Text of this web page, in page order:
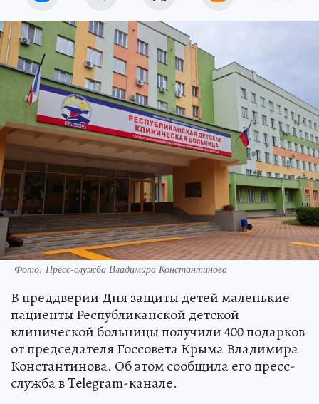
Фото: Пресс-служба Владимира Константинова
В преддверии Дня защиты детей маленькие
пациенты Республиканской детской
клинической больницы получили 400 подарков
от председателя Госсовета Крыма Владимира
Константинова. Об этом сообщила его пресс-
служба в Telegram-канале.